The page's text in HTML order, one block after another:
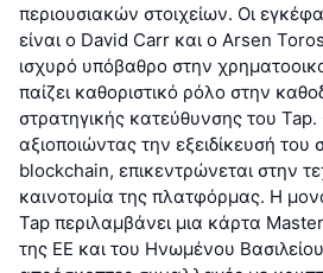
περιουσιακών στοιχείων. Οι
είναι ο David Carr και ο Arsen
ισχυρό υπόβαθρο στην
παίζει καθοριστικό ρόλο στην
στρατηγικής κατεύθυνσης του
αξιοποιώντας την εξειδίκευσή του
blockchain, επικεντρώνεται στην
καινοτομία της πλατφόρμας. Η
Tap περιλαμβάνει μια κάρτα
της ΕΕ και του Ηνωμένου